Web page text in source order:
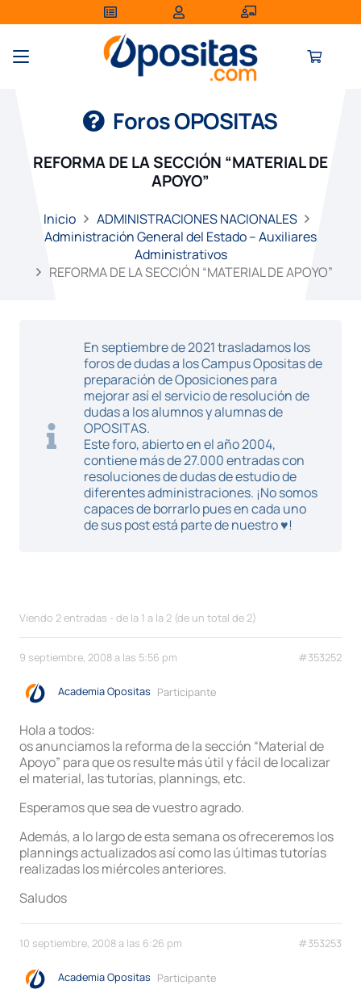
Foros OPOSITAS
REFORMA DE LA SECCIÓN “MATERIAL DE
APOYO”
Inicio
ADMINISTRACIONES NACIONALES
Administración General del Estado – Auxiliares
Administrativos
REFORMA DE LA SECCIÓN “MATERIAL DE APOYO”
En septiembre de 2021 trasladamos los
foros de dudas a los Campus Opositas de
preparación de Oposiciones para
mejorar así el servicio de resolución de
dudas a los alumnos y alumnas de
OPOSITAS.
Este foro, abierto en el año 2004,
contiene más de 27.000 entradas con
resoluciones de dudas de estudio de
diferentes administraciones. ¡No somos
capaces de borrarlo pues en cada uno
de sus post está parte de nuestro ♥!
Viendo 2 entradas - de la 1 a la 2 (de un total de 2)
9 septiembre, 2008 a las 5:56 pm #353252
Academia Opositas Participante
Hola a todos:
os anunciamos la reforma de la sección “Material de
Apoyo” para que os resulte más útil y fácil de localizar
el material, las tutorías, plannings, etc.
Esperamos que sea de vuestro agrado.
Además, a lo largo de esta semana os ofreceremos los
plannings actualizados así como las últimas tutorías
realizadas los miércoles anteriores.
Saludos
10 septiembre, 2008 a las 6:26 pm #353253
Academia Opositas Participante